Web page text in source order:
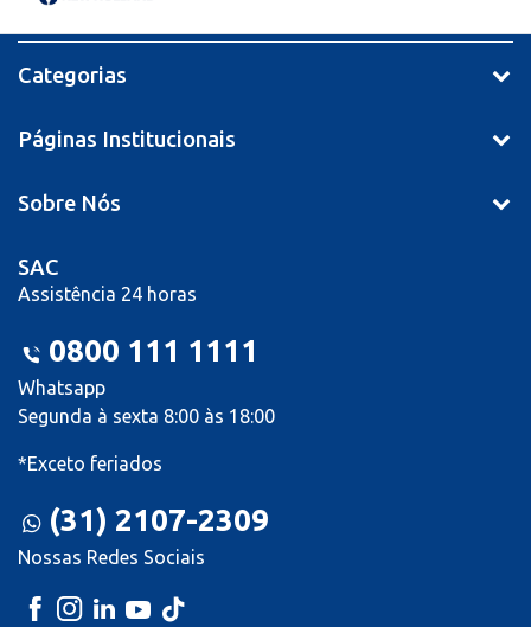
Categorias
Páginas Institucionais
Sobre Nós
SAC
Assistência 24 horas
0800 111 1111
Whatsapp
Segunda à sexta 8:00 às 18:00
*Exceto feriados
(31) 2107-2309
Nossas Redes Sociais